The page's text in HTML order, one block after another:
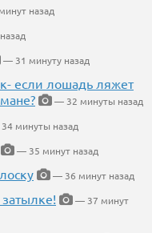
назад
— 31 минуту назад
если лошадь ляжет
— 32 минуты назад
минуты назад
— 35 минут назад
— 36 минут назад
затылке!
— 37 минут